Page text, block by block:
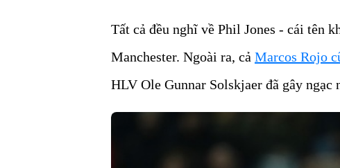
Tất cả đều nghĩ về Phil Jones - cái tên
Manchester. Ngoài ra, cả Marcos Rojo
HLV Ole Gunnar Solskjaer đã gây